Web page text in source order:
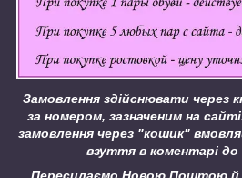
Замовлення здійснювати через
за номером, зазначеним на
замовлення через "кошик"
взуття в коментарі до